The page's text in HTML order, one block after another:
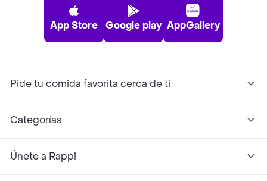
App Store Google play AppGallery
Pide tu comida favorita cerca de ti
Categorías
Únete a Rappi